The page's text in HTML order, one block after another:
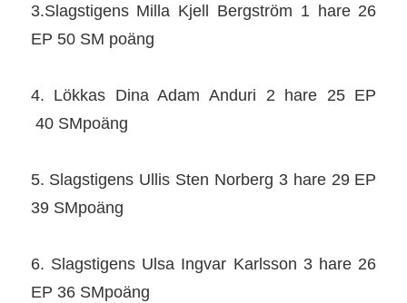
3.Slagstigens Milla Kjell Bergström 1 hare 26
EP 50 SM poäng
4. Lökkas Dina Adam Anduri 2 hare 25 EP
40 SMpoäng
5. Slagstigens Ullis Sten Norberg 3 hare 29 EP
39 SMpoäng
6. Slagstigens Ulsa Ingvar Karlsson 3 hare 26
EP 36 SMpoäng